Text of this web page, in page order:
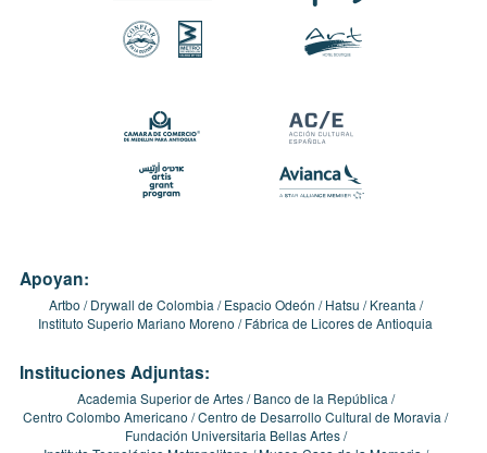
Apoyan:
Artbo Drywall de Colombia Espacio Odeón Hatsu
Kreanta
Instituto Superio Mariano Moreno
Fábrica de Licores de Antioquia
Instituciones Adjuntas:
Academia Superior de Artes
Banco de la República
Centro Colombo Americano Centro de Desarrollo Cultural de Moravia
Fundación Universitaria Bellas Artes